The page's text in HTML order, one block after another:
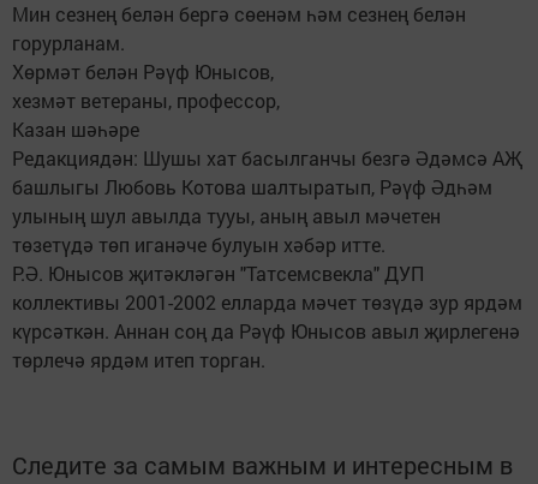
Мин сезнең белән бергә сөенәм һәм сезнең белән
горурланам.
Хөрмәт белән Рәүф Юнысов,
хезмәт ветераны, профессор,
Казан шәһәре
Редакциядән: Шушы хат басылганчы безгә Әдәмсә АҖ
башлыгы Любовь Котова шалтыратып, Рәүф Әдһәм
улының шул авылда тууы, аның авыл мәчетен
төзетүдә төп иганәче булуын хәбәр итте.
Р.Ә. Юнысов җитәкләгән "Татсемсвекла" ДУП
коллективы 2001-2002 елларда мәчет төзүдә зур ярдәм
күрсәткән. Аннан соң да Рәүф Юнысов авыл җирлегенә
төрлечә ярдәм итеп торган.
Следите за самым важным и интересным в